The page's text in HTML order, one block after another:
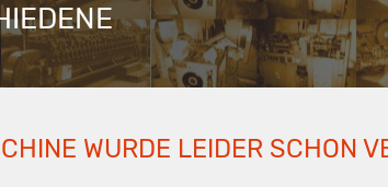
WURDE LEIDER SCHON